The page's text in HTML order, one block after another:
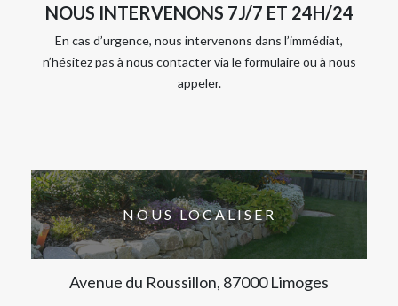
NOUS INTERVENONS 7J/7 ET 24H/24
En cas d’urgence, nous intervenons dans l’immédiat,
n’hésitez pas à nous contacter via le formulaire ou à nous
appeler.
NOUS LOCALISER
Avenue du Roussillon, 87000 Limoges